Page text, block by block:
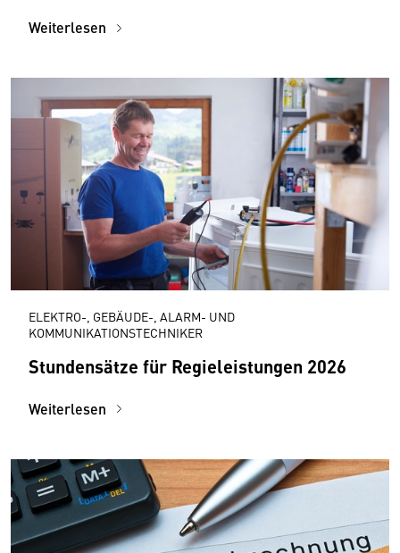
Weiterlesen
ELEKTRO-, GEBÄUDE-, ALARM- UND
KOMMUNIKATIONSTECHNIKER
Stundensätze für Regieleistungen 2026
Weiterlesen